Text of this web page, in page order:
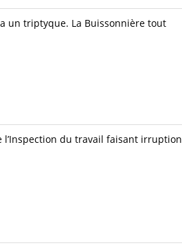
un triptyque. La Buissonnière tout
l’Inspection du travail faisant irruption